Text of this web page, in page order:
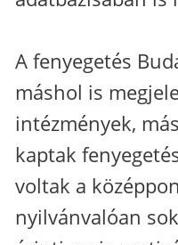
A fenyegetés
máshol is
intézmények,
kaptak
voltak a
nyilvánvalóan